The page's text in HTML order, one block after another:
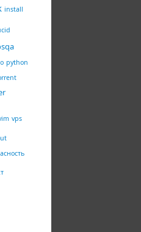
install
python
vps